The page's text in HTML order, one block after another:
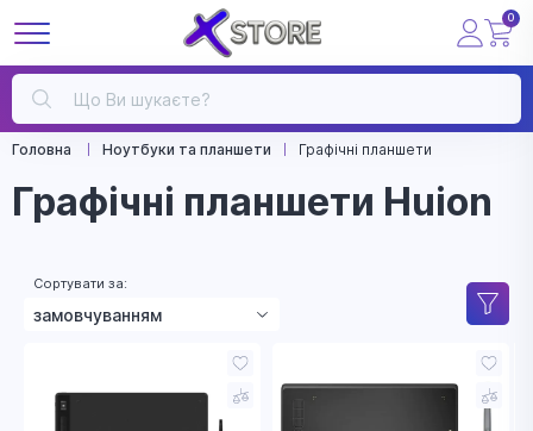
0
Головна Ноутбуки та планшети Графічні планшети
Графічні планшети Huion
Сортувати за:
зростанням ціни